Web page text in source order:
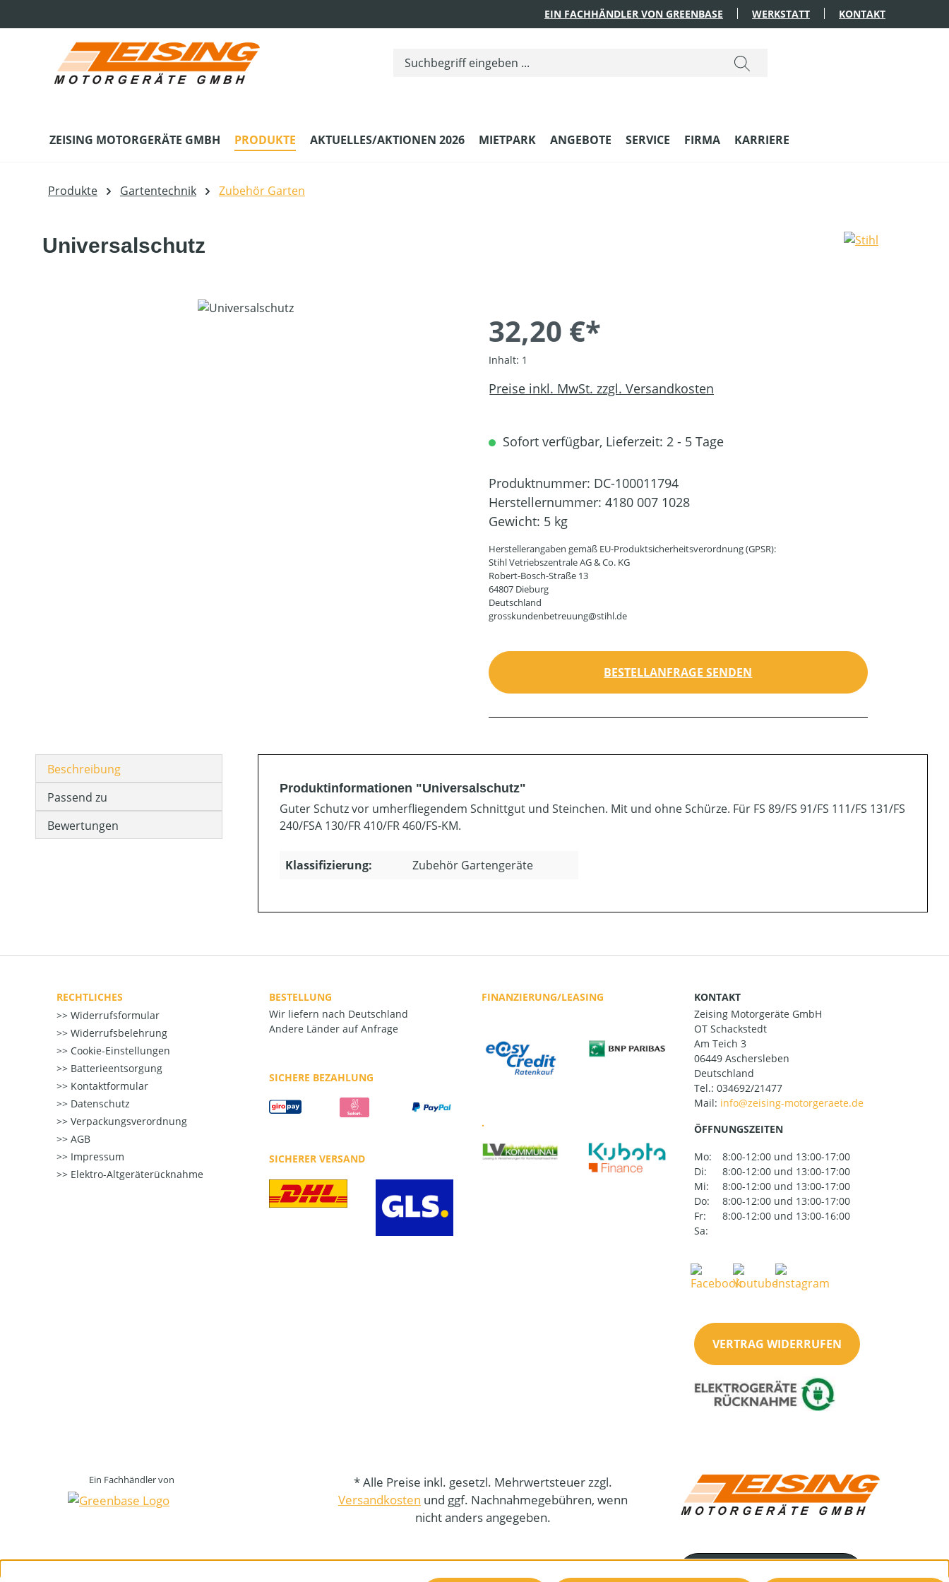
EIN FACHHÄNDLER VON GREENBASE WERKSTATT KONTAKT
ZEISING MOTORGERÄTE GMBH PRODUKTE AKTUELLES/AKTIONEN 2026 MIETPARK ANGEBOTE SERVICE FIRMA KARRIERE
Produkte Gartentechnik Zubehör Garten
Universalschutz
32,20 €*
Inhalt: 1
Preise inkl. MwSt. zzgl. Versandkosten
Sofort verfügbar, Lieferzeit: 2 - 5 Tage
Produktnummer: DC-100011794
Herstellernummer: 4180 007 1028
Gewicht: 5 kg
Herstellerangaben gemäß EU-Produktsicherheitsverordnung (GPSR):
Stihl Vetriebszentrale AG & Co. KG
Robert-Bosch-Straße 13
64807 Dieburg
Deutschland
grosskundenbetreuung@stihl.de
BESTELLANFRAGE SENDEN
Beschreibung
Passend zu
Bewertungen
Produktinformationen "Universalschutz"
Guter Schutz vor umherfliegendem Schnittgut und Steinchen. Mit und ohne Schürze. Für FS 89/FS 91/FS 111/FS 131/FS
240/FSA 130/FR 410/FR 460/FS-KM.
Klassifizierung: Zubehör Gartengeräte
RECHTLICHES
Widerrufsformular
Widerrufsbelehrung
Cookie-Einstellungen
Batterieentsorgung
Kontaktformular
Datenschutz
Verpackungsverordnung
AGB
Impressum
Elektro-Altgeräterücknahme
BESTELLUNG
Wir liefern nach Deutschland
Andere Länder auf Anfrage
SICHERE BEZAHLUNG
SICHERER VERSAND
FINANZIERUNG/LEASING
.
KONTAKT
Zeising Motorgeräte GmbH
OT Schackstedt
Am Teich 3
06449 Aschersleben
Deutschland
Tel.: 034692/21477
Mail:
ÖFFNUNGSZEITEN
Mo:
8:00-12:00 und 13:00-17:00
Di:
8:00-12:00 und 13:00-17:00
Mi:
8:00-12:00 und 13:00-17:00
Do:
8:00-12:00 und 13:00-17:00
Fr:
8:00-12:00 und 13:00-16:00
Sa:
VERTRAG WIDERRUFEN
Ein Fachhändler von
* Alle Preise inkl. gesetzl. Mehrwertsteuer zzgl.
Versandkosten und ggf. Nachnahmegebühren, wenn
nicht anders angegeben.